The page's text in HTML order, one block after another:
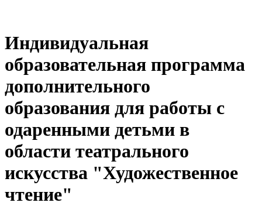
Индивидуальная
образовательная программа
дополнительного
образования для работы с
одаренными детьми в
области театрального
искусства "Художественное
чтение"